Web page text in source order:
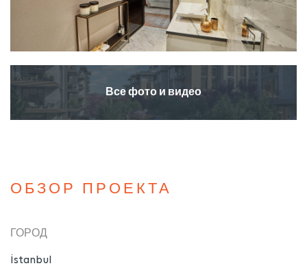
Все фото и видео
ОБЗОР ПРОЕКТА
ГОРОД
İstanbul